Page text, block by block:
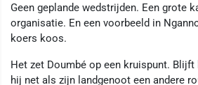
Geen geplande wedstrijden. Een grote
organisatie. En een voorbeeld in
koers koos.
Het zet Doumbé op een kruispunt.
hij net als zijn landgenoot een andere